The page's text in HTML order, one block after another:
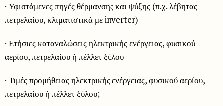
· Υφιστάμενες πηγές θέρμανσης και ψύξης (π.χ. λέβητας
πετρελαίου, κλιματιστικά με inverter)
· Ετήσιες καταναλώσεις ηλεκτρικής ενέργειας, φυσικού
αερίου, πετρελαίου ή πέλλετ ξύλου
· Τιμές προμήθειας ηλεκτρικής ενέργειας, φυσικού αερίου,
πετρελαίου ή πέλλετ ξύλου;